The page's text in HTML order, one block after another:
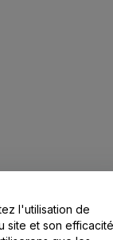
l'utilisation de
site et son efficacité